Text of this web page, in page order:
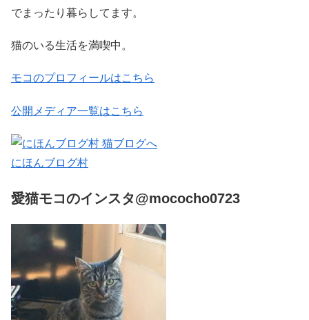
でまったり暮らしてます。
猫のいる生活を満喫中。
モコのプロフィールはこちら
公開メディア一覧はこちら
にほんブログ村
愛猫モコのインスタ@mococho0723